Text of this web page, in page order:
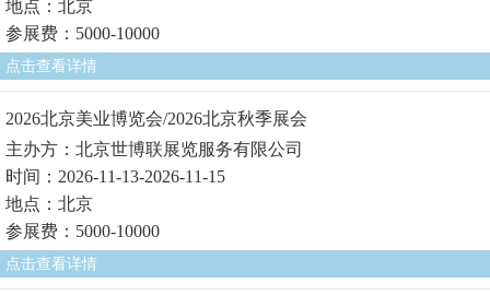
地点：北京
参展费：5000-10000
点击查看详情
2026北京美业博览会/2026北京秋季展会
主办方：北京世博联展览服务有限公司
时间：2026-11-13-2026-11-15
地点：北京
参展费：5000-10000
点击查看详情